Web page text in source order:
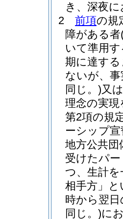
き、深夜
2
前項の規
障がある者
いて準用
期に達す
ないが、
同じ。)又
理念の実
第2項の規
ーシップ
地方公共
受けたパ
つ、生計
相手方」と
時から翌
同じ。)に